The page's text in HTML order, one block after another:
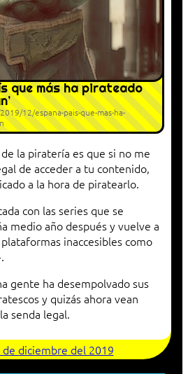
que más ha pirateado
12/espana-pais-que-mas-ha-
la piratería es que si no me
de acceder a tu contenido,
a la hora de piratearlo.
con las series que se
medio año después y vuelve a
inaccesibles como
gente ha desempolvado sus
y quizás ahora vean
senda legal.
de diciembre del 2019